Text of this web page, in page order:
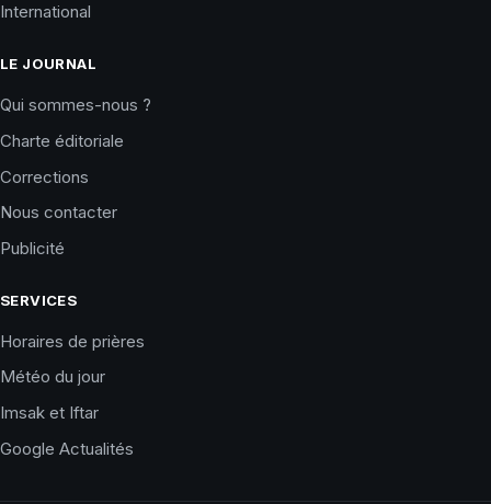
International
LE JOURNAL
Qui sommes-nous ?
Charte éditoriale
Corrections
Nous contacter
Publicité
SERVICES
Horaires de prières
Météo du jour
Imsak et Iftar
Google Actualités